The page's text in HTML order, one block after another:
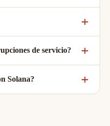
de servicio?
Solana?